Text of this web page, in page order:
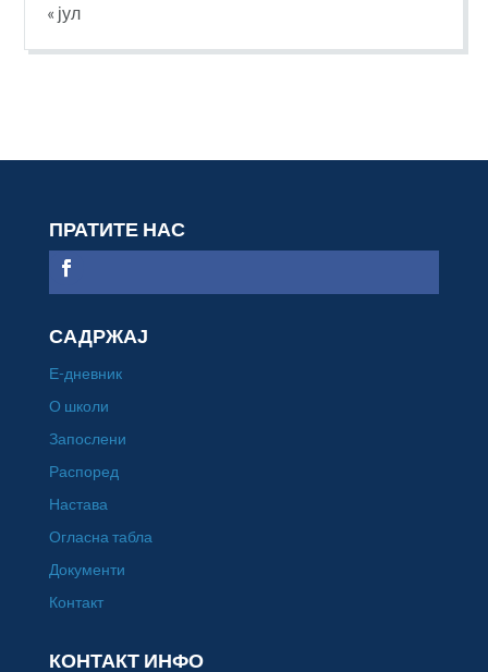
« јул
ПРАТИТЕ НАС
САДРЖАЈ
Е-дневник
О школи
Запослени
Распоред
Настава
Огласна табла
Документи
Контакт
КОНТАКТ ИНФО